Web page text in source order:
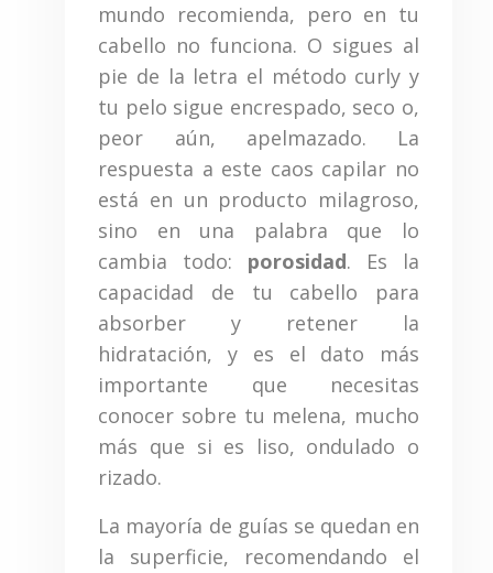
mundo recomienda, pero en tu
cabello no funciona. O sigues al
pie de la letra el método curly y
tu pelo sigue encrespado, seco o,
peor aún, apelmazado. La
respuesta a este caos capilar no
está en un producto milagroso,
sino en una palabra que lo
cambia todo: porosidad. Es la
capacidad de tu cabello para
absorber y retener la
hidratación, y es el dato más
importante que necesitas
conocer sobre tu melena, mucho
más que si es liso, ondulado o
rizado.
La mayoría de guías se quedan en
la superficie, recomendando el